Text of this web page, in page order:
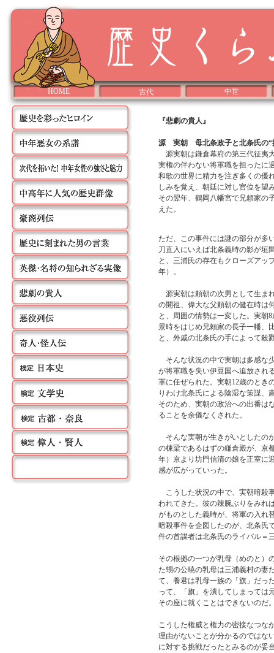
『悲劇の貴人』
源 実朝 母北条政子と北条氏の“
源実朝は鎌倉幕府の第三代征夷
実権の伴わない将軍職を担ったに
和歌の世界に精力を注ぎ多くの優
しみを覚え、朝廷に対し官位を望
その翌年、鶴岡八幡宮で兄頼家の
えた。
ただ、この事件には謎の部分が多
刀直入にいえば北条義時の影が垣
と、三浦氏の存在もクローズアッ
年）。
源実朝は頼朝の次男として生ま
の開祖、偉大な父頼朝の健在時は
と、周囲の情勢は一変した。実朝
景時をはじめ兄頼家の長子一幡、
と、外戚の北条氏の手によって殺
そんな状況の中で実朝は多感な
が将軍職を失い伊豆国へ追放され
軍に任ぜられた。実朝12歳のとき
りわけ北条氏による陰湿な策謀、
そのため、実朝の政治への出番は
ることを余儀なくされた。
そんな実朝が生きがいとしたの
の棟梁であるはずの鎌倉殿が、京
年）京より坊門信清の娘を正室に
感が広がっていった。
こうした状況の中で、実朝暗殺
われてきた。彼の辣腕ぶりをみれ
がものとした義時が、将軍の入れ
暗殺事件を企図したのが、北条氏
件の首謀者は北条氏のライバル＝
その根拠の一つが乳母（めのと）
た甥の公暁の乳母は三浦義村の妻
て、養君は乳母一族の「旗」だっ
って、「旗」を潰してしまっては
その座に就くことはできないのだ
こうした権威と権力の密接なつな
理由がないことが分かるのではな
に対する挑戦だったとみるのが妥
HOME 古代 中世